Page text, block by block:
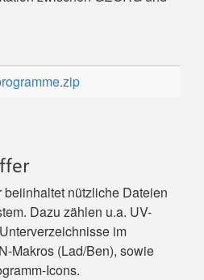
nützliche Dateien
Dazu zählen u.a. UV-
im
Makros (Lad/Ben), sowie
Icons.